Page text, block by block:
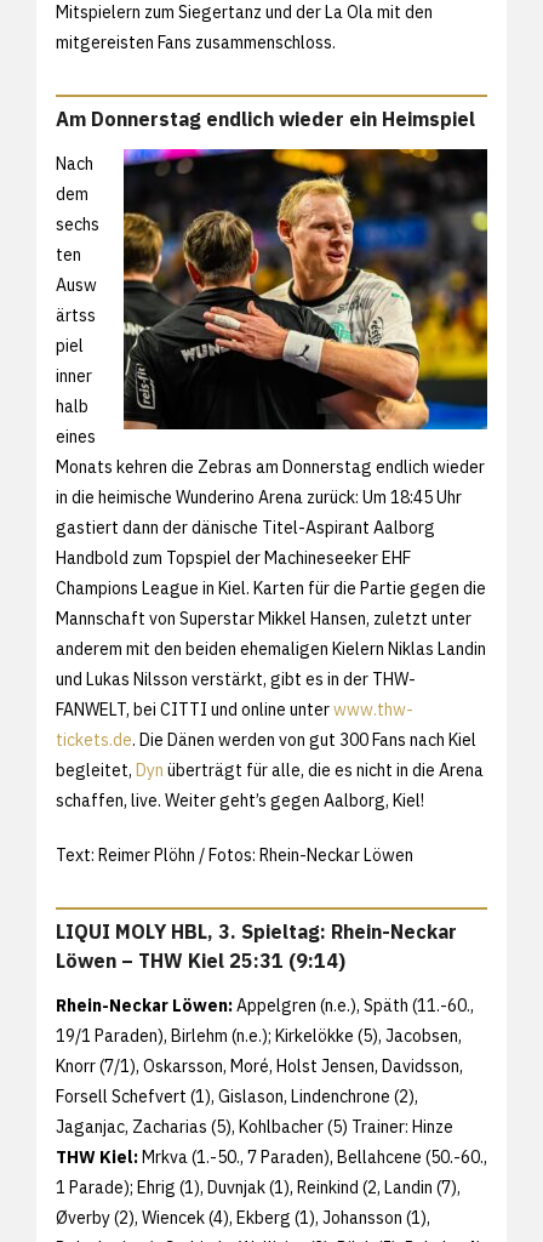
Mitspielern zum Siegertanz und der La Ola mit den
mitgereisten Fans zusammenschloss.
Am Donnerstag endlich wieder ein Heimspiel
Nach
dem
sechs
ten
Ausw
ärtss
piel
inner
halb
eines
Monats kehren die Zebras am Donnerstag endlich wieder
in die heimische Wunderino Arena zurück: Um 18:45 Uhr
gastiert dann der dänische Titel-Aspirant Aalborg
Handbold zum Topspiel der Machineseeker EHF
Champions League in Kiel. Karten für die Partie gegen die
Mannschaft von Superstar Mikkel Hansen, zuletzt unter
anderem mit den beiden ehemaligen Kielern Niklas Landin
und Lukas Nilsson verstärkt, gibt es in der THW-
FANWELT, bei CITTI und online unterwww.thw-
tickets.de. Die Dänen werden von gut 300 Fans nach Kiel
begleitet, Dyn überträgt für alle, die es nicht in die Arena
schaffen, live. Weiter geht’s gegen Aalborg, Kiel!
Text: Reimer Plöhn / Fotos: Rhein-Neckar Löwen
LIQUI MOLY HBL, 3. Spieltag: Rhein-Neckar
Löwen – THW Kiel 25:31 (9:14)
Rhein-Neckar Löwen:Appelgren (n.e.), Späth (11.-60.,
19/1 Paraden), Birlehm (n.e.); Kirkelökke (5), Jacobsen,
Knorr (7/1), Oskarsson, Moré, Holst Jensen, Davidsson,
Forsell Schefvert (1), Gislason, Lindenchrone (2),
Jaganjac, Zacharias (5), Kohlbacher (5) Trainer: Hinze
THW Kiel:Mrkva (1.-50., 7 Paraden), Bellahcene (50.-60.,
1 Parade); Ehrig (1), Duvnjak (1), Reinkind (2, Landin (7),
Øverby (2), Wiencek (4), Ekberg (1), Johansson (1),